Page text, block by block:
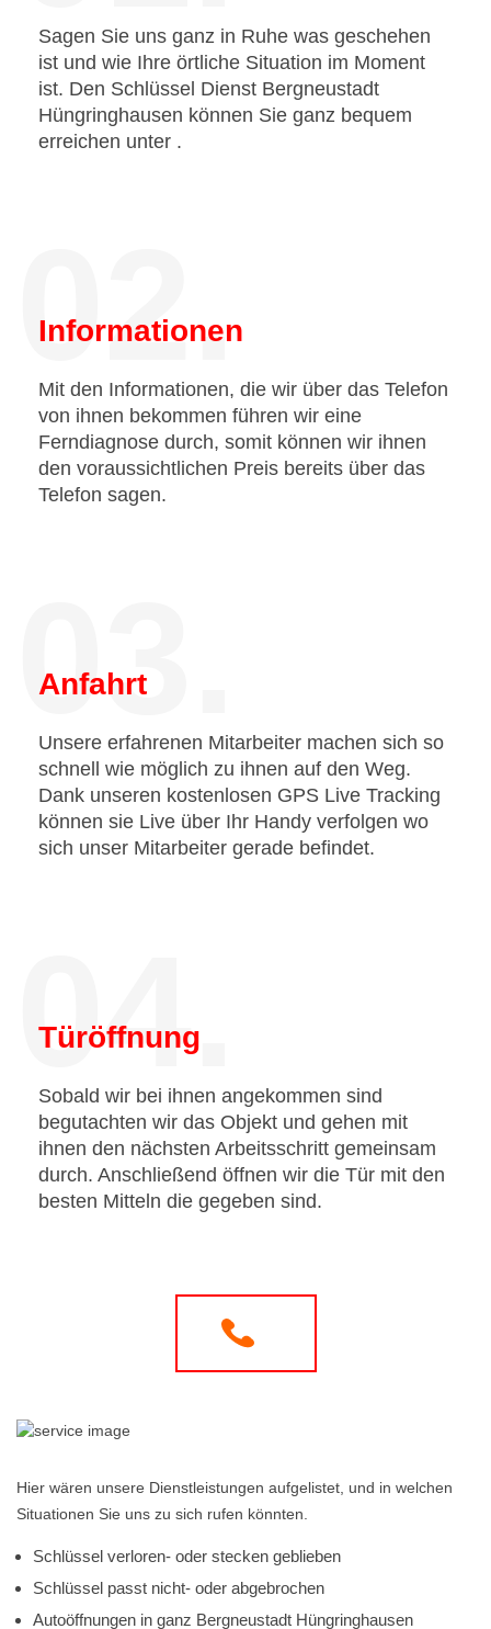
Sagen Sie uns ganz in Ruhe was geschehen
ist und wie Ihre örtliche Situation im Moment
ist. Den Schlüssel Dienst Bergneustadt
Hüngringhausen können Sie ganz bequem
erreichen unter .
02.
Informationen
Mit den Informationen, die wir über das Telefon
von ihnen bekommen führen wir eine
Ferndiagnose durch, somit können wir ihnen
den voraussichtlichen Preis bereits über das
Telefon sagen.
03.
Anfahrt
Unsere erfahrenen Mitarbeiter machen sich so
schnell wie möglich zu ihnen auf den Weg.
Dank unseren kostenlosen GPS Live Tracking
können sie Live über Ihr Handy verfolgen wo
sich unser Mitarbeiter gerade befindet.
04.
Türöffnung
Sobald wir bei ihnen angekommen sind
begutachten wir das Objekt und gehen mit
ihnen den nächsten Arbeitsschritt gemeinsam
durch. Anschließend öffnen wir die Tür mit den
besten Mitteln die gegeben sind.
Hier wären unsere Dienstleistungen aufgelistet, und in welchen
Situationen Sie uns zu sich rufen könnten.
Schlüssel verloren- oder stecken geblieben
Schlüssel passt nicht- oder abgebrochen
Autoöffnungen in ganz Bergneustadt Hüngringhausen